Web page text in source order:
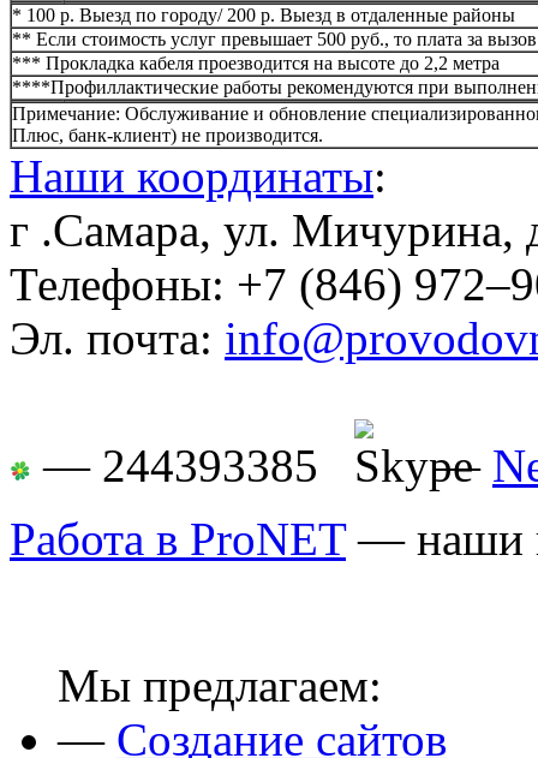
* 100 р. Выезд по городу/ 200 р. Выезд в отдаленные районы
** Если стоимость услуг превышает 500 руб., то плата за
*** Прокладка кабеля проезводится на высоте до 2,2 метра
****Профиллактические работы рекомендуются при
Примечание: Обслуживание и обновление
Плюс, банк-клиент) не производится.
Наши координаты:
г .Самара, ул. Мичурина,
Телефоны: +7 (846)
Эл. почта:
— 244393385 —
Работа в ProNET— наши
Мы предлагаем:
— Создание сайтов